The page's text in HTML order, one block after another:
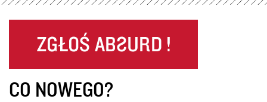
CO NOWEGO?